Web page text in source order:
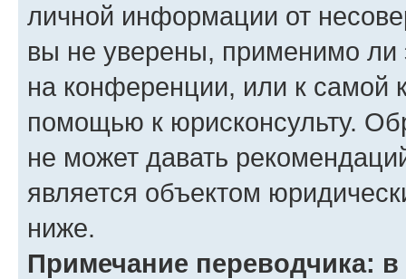
личной информации от
вы не уверены, применимо ли
на конференции, или к самой
помощью к юрисконсульту.
не может давать
является объектом
ниже.
Примечание переводчика: